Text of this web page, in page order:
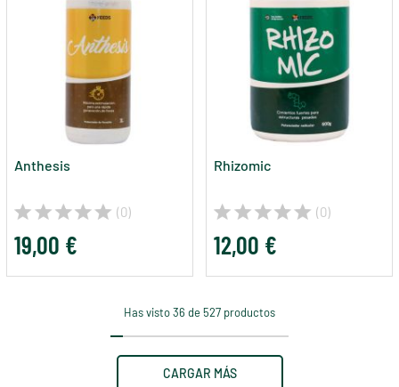
Anthesis
(0)
19,00 €
Rhizomic
(0)
12,00 €
Has visto 36 de 527 productos
CARGAR MÁS